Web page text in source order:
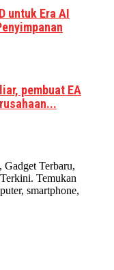
untuk Era AI
pembuat EA
Terbaru,
Temukan
smartphone,